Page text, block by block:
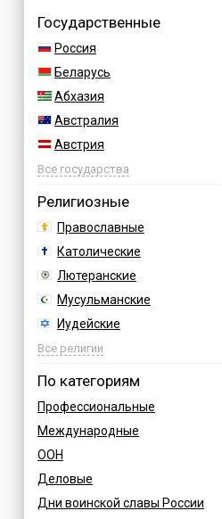
Государственные
Россия
Беларусь
Абхазия
Австралия
Австрия
Азербайджан
Босния
Бразилия
Великобритания
Венгрия
Вьетнам
Германия
Все государства
Религиозные
Православные
Католические
Лютеранские
Мусульманские
Иудейские
Буддийские
Все религии
По категориям
Профессиональные
Международные
ООН
Деловые
Дни воинской славы России